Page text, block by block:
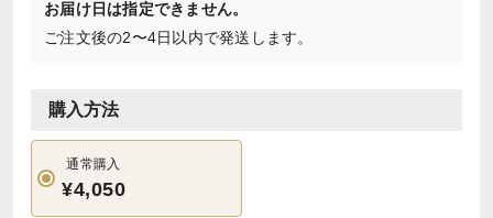
お届け日は指定できません。
ご注文後の2〜4日以内で発送します。
購入方法
通常購入
¥4,050